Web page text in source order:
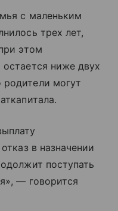
с маленьким
трех лет,
этом
остается ниже двух
родители могут
в назначении
поступать
— говорится